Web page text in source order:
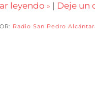
leyendo | Deje un
Radio San Pedro